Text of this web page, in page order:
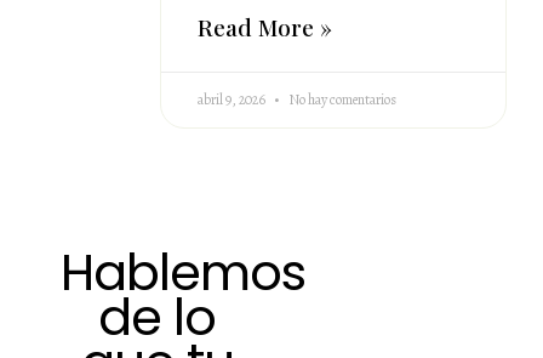
Read More »
abril 9, 2026 No hay comentarios
Hablemos
de lo